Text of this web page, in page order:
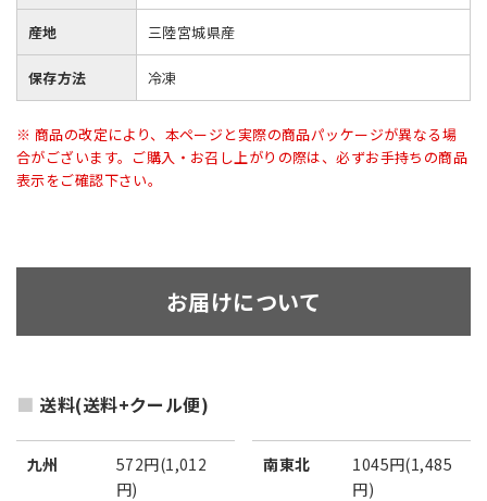
産地 三陸宮城県産
保存方法 冷凍
※ 商品の改定により、本ページと実際の商品パッケージが異なる場
合がございます。ご購入・お召し上がりの際は、必ずお手持ちの商品
表示をご確認下さい。
お届けについて
送料(送料+クール便)
九州
572円(1,012
円)
南東北
1045円(1,485
円)